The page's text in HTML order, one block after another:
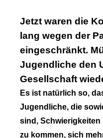
Jetzt waren die
lang wegen der
eingeschränkt.
Jugendliche den
Gesellschaft
Es ist natürlich so,
Jugendliche, die
sind,
zu kommen, sich